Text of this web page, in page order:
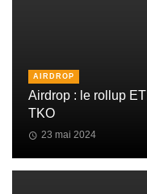
AIRDROP
Airdrop : le rollup
TKO
23 mai 2024